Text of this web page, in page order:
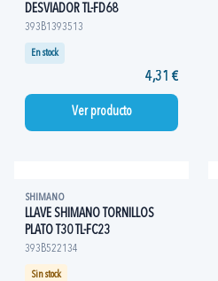
DESVIADOR TL-FD68
393B1393513
En stock
4,31 €
Ver producto
SHIMANO
LLAVE SHIMANO TORNILLOS
PLATO T30 TL-FC23
393B522134
Sin stock